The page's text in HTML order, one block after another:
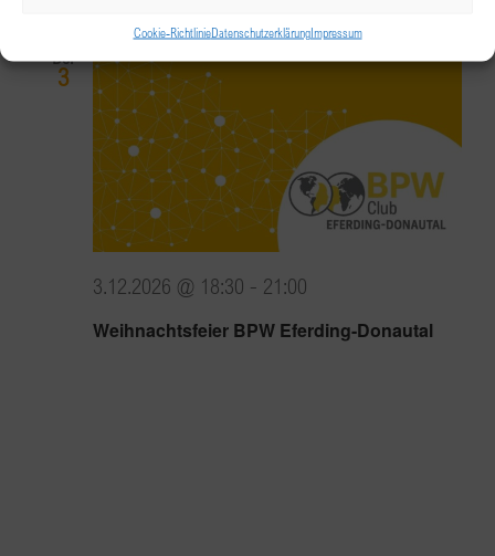
Cookie-RichtlinieDatenschutzerklärungImpressum
Do.
3
Weihnachtsfeier BPW Eferding-Donautal
3.12.2026 @ 18:30 - 21:00